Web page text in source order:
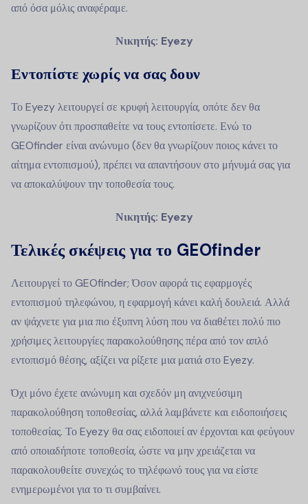
από όσα μόλις αναφέραμε.
Νικητής: Eyezy
Εντοπίστε χωρίς να σας δουν
Το Eyezy λειτουργεί σε κρυφή λειτουργία, οπότε δεν θα
γνωρίζουν ότι προσπαθείτε να τους εντοπίσετε. Ενώ το
GEOfinder είναι ανώνυμο (δεν θα γνωρίζουν ποιος κάνει το
αίτημα εντοπισμού), πρέπει να απαντήσουν στο μήνυμά σας για
να αποκαλύψουν την τοποθεσία τους.
Νικητής: Eyezy
Τελικές σκέψεις για το GEOfinder
Λειτουργεί το GEOfinder; Όσον αφορά τις εφαρμογές
εντοπισμού τηλεφώνου, η εφαρμογή κάνει καλή δουλειά. Αλλά
αν ψάχνετε για μια πιο έξυπνη λύση που να διαθέτει πολύ πιο
χρήσιμες λειτουργίες παρακολούθησης πέρα από τον απλό
εντοπισμό θέσης, αξίζει να ρίξετε μια ματιά στο Eyezy.
Όχι μόνο έχετε ανώνυμη και σχεδόν μη ανιχνεύσιμη
παρακολούθηση τοποθεσίας, αλλά λαμβάνετε και ειδοποιήσεις
τοποθεσίας. Το Eyezy θα σας ειδοποιεί αν έρχονται και φεύγουν
από οποιαδήποτε τοποθεσία, ώστε να μην χρειάζεται να
παρακολουθείτε συνεχώς το τηλέφωνό τους για να είστε
ενημερωμένοι για το τι συμβαίνει.